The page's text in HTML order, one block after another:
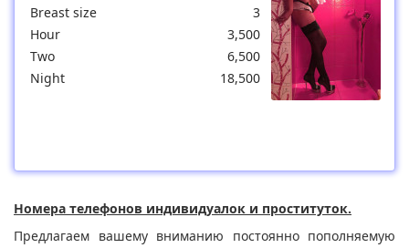
Breast size
3
Hour
3,500
Two
6,500
Night
18,500
Номера телефонов индивидуалок и проституток.
Предлагаем вашему вниманию постоянно пополняемую